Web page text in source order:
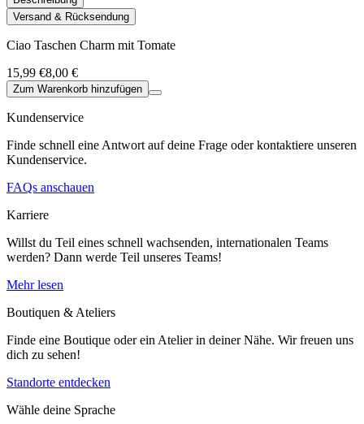
Versand & Rücksendung
Ciao Taschen Charm mit Tomate
15,99 €8,00 €
Zum Warenkorb hinzufügen
Kundenservice
Finde schnell eine Antwort auf deine Frage oder kontaktiere unseren
Kundenservice.
FAQs anschauen
Karriere
Willst du Teil eines schnell wachsenden, internationalen Teams
werden? Dann werde Teil unseres Teams!
Mehr lesen
Boutiquen & Ateliers
Finde eine Boutique oder ein Atelier in deiner Nähe. Wir freuen uns
dich zu sehen!
Standorte entdecken
Wähle deine Sprache